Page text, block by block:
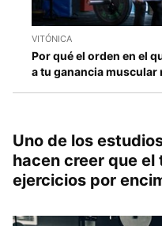
VITÓNICA
Por qué el orden en el
a tu ganancia muscular
Uno de los
hacen creer que
ejercicios por